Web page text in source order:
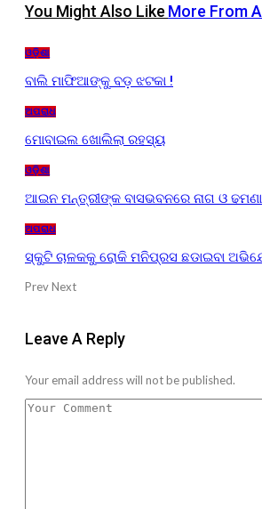
You Might Also Like More From
ଓଡ଼ିଶା
ବାଲି ମାଫିଆଙ୍କୁ ବଡ଼ ଝଟକା !
ଅପରାଧ
ମୋବାଇଲ ଖୋଲିଲା ରହସ୍ୟ
ଓଡ଼ିଶା
ଆଇନ ମନ୍ତ୍ରୀଙ୍କ ବାସଭବନରେ ନାଗ ଓ ଢମଣା
ଅପରାଧ
ସ୍କୁଟି ଚାଳକକୁ ରୋକି ମନିପ୍ରସ ଛଡାଇବା
PrevNext
Leave A Reply
Your email address will not be published.